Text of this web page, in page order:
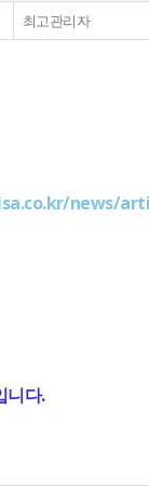
최고관리자
news/
니다.